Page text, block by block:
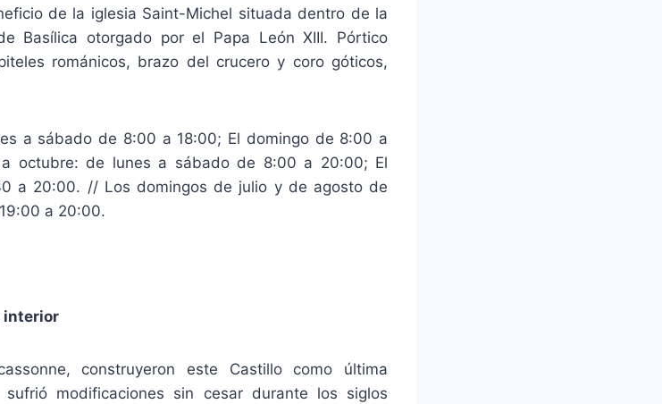
de la iglesia Saint-Michel situada dentro de la
Basílica otorgado por el Papa León XIII. Pórtico
románicos, brazo del crucero y coro góticos,
a sábado de 8:00 a 18:00; El domingo de 8:00 a
octubre: de lunes a sábado de 8:00 a 20:00; El
a 20:00. // Los domingos de julio y de agosto de
a 20:00.
interior
construyeron este Castillo como última
modificaciones sin cesar durante los siglos